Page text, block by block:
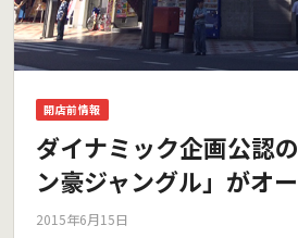
開店前情報
ダイナミック企画公認
ン豪ジャングル」がオ
2015年6月15日